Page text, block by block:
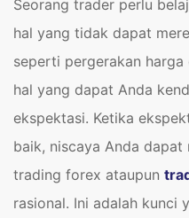
Seorang trader perlu
hal yang tidak dapat
seperti pergerakan harga
hal yang dapat Anda
ekspektasi. Ketika
baik, niscaya Anda dapat
trading forex ataupun
rasional. Ini adalah kunci